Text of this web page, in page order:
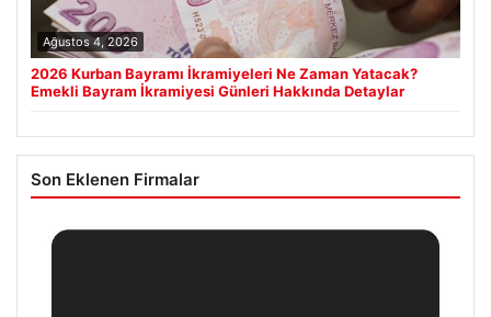
Ağustos 4, 2026
2026 Kurban Bayramı İkramiyeleri Ne Zaman Yatacak?
Emekli Bayram İkramiyesi Günleri Hakkında Detaylar
Son Eklenen Firmalar